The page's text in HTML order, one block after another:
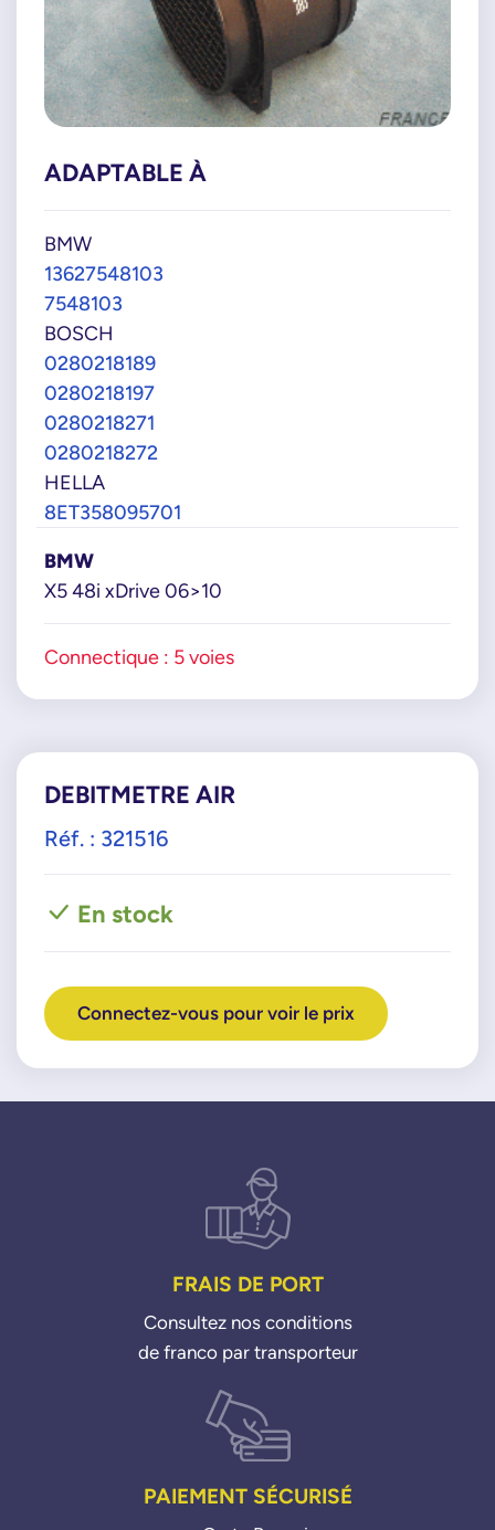
ADAPTABLE À
BMW
13627548103
7548103
BOSCH
0280218189
0280218197
0280218271
0280218272
HELLA
8ET358095701
BMW
X5 48i xDrive 06>10
Connectique : 5 voies
DEBITMETRE AIR
Réf. : 321516
En stock
Connectez-vous pour voir le prix
FRAIS DE PORT
Consultez nos conditions
de franco par transporteur
PAIEMENT SÉCURISÉ